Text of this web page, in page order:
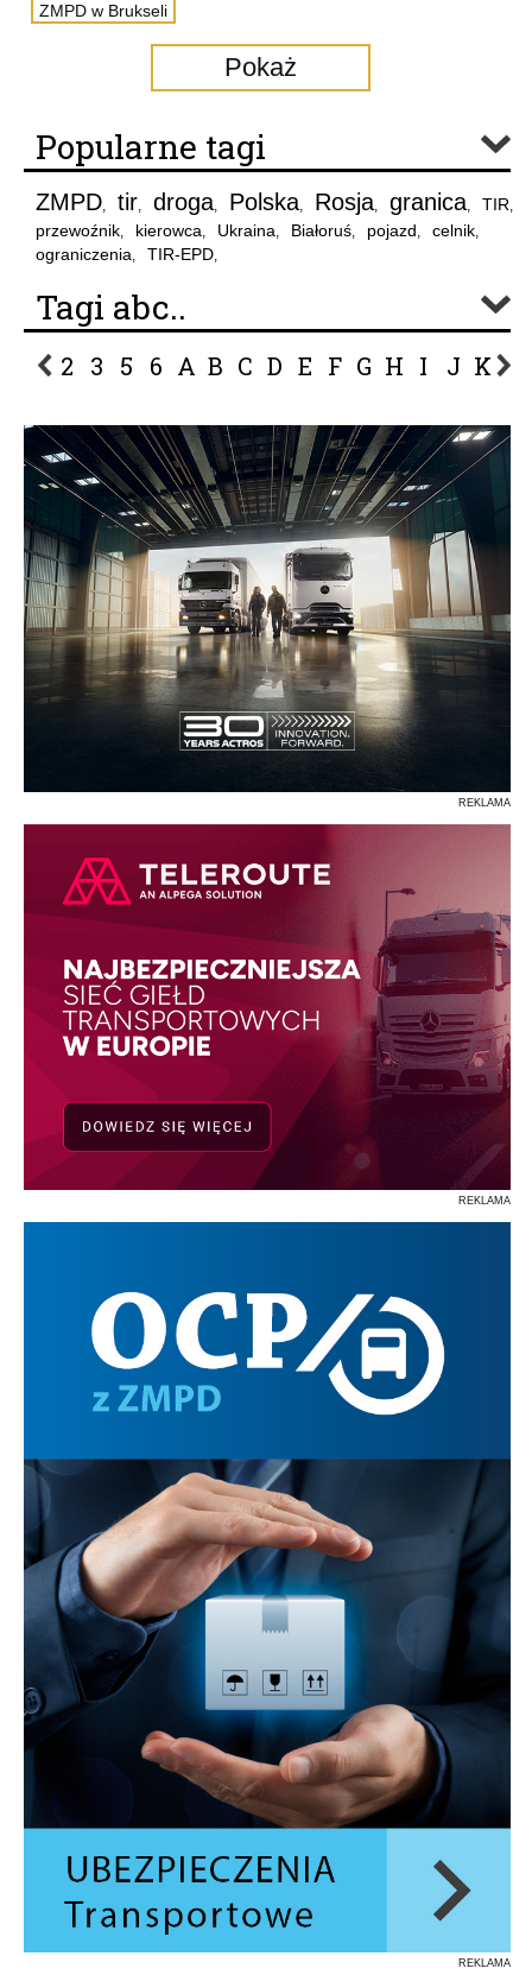
ZMPD w Brukseli
Pokaż
Popularne tagi
ZMPD, tir, droga, Polska, Rosja, granica, TIR,
przewoźnik, kierowca, Ukraina, Białoruś, pojazd, celnik,
ograniczenia, TIR-EPD,
Tagi abc..
2 3 5 6 A B C D E F G H I J K L
REKLAMA
REKLAMA
REKLAMA